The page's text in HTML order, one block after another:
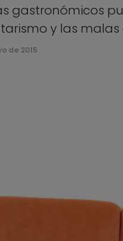
gastronómicos
y las
de 2015